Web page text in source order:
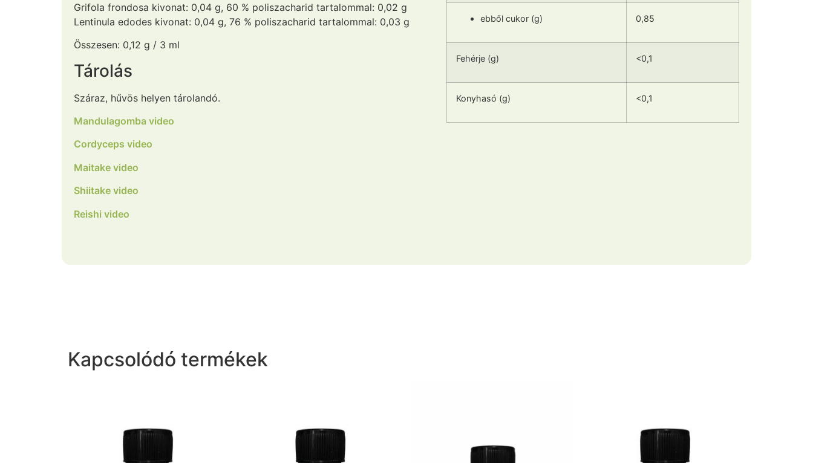
Grifola frondosa kivonat: 0,04 g, 60 % poliszacharid tartalommal: 0,02 g
Lentinula edodes kivonat: 0,04 g, 76 % poliszacharid tartalommal: 0,03 g
Összesen: 0,12 g / 3 ml
Tárolás
Száraz, hűvös helyen tárolandó.
Mandulagomba video
Cordyceps video
Maitake video
Shiitake video
Reishi video
ebből cukor (g) 0,85
Fehérje (g) <0,1
Konyhasó (g) <0,1
Kapcsolódó termékek